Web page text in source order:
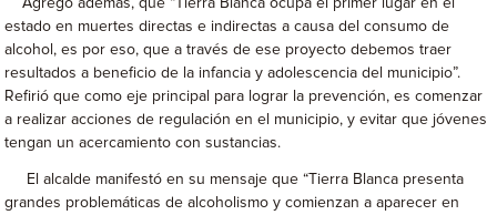
Agregó además, que “Tierra Blanca ocupa el primer lugar en el
estado en muertes directas e indirectas a causa del consumo de
alcohol, es por eso, que a través de ese proyecto debemos traer
resultados a beneficio de la infancia y adolescencia del municipio”.
Refirió que como eje principal para lograr la prevención, es comenzar
a realizar acciones de regulación en el municipio, y evitar que jóvenes
tengan un acercamiento con sustancias.
El alcalde manifestó en su mensaje que “Tierra Blanca presenta
grandes problemáticas de alcoholismo y comienzan a aparecer en